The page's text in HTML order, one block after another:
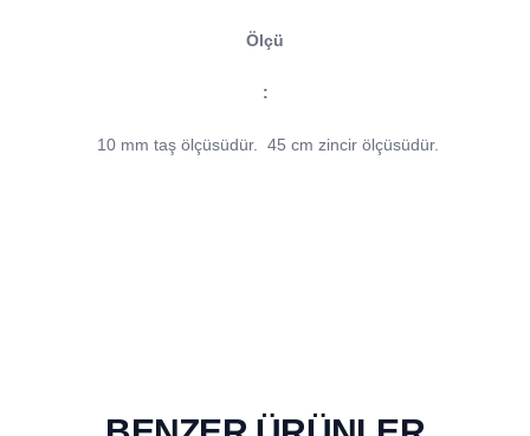
Ölçü
:
10 mm taş ölçüsüdür. 45 cm zincir ölçüsüdür.